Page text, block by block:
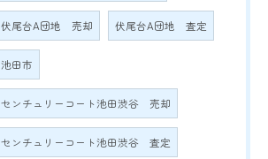
伏尾台A団地 売却 伏尾台A団地 査定
池田市
センチュリーコート池田渋谷 売却
センチュリーコート池田渋谷 査定